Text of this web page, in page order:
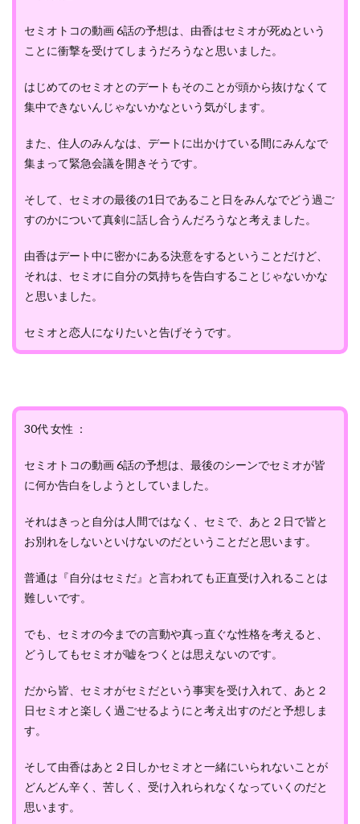
セミオトコの動画 6話の予想は、由香はセミオが死ぬという
ことに衝撃を受けてしまうだろうなと思いました。
はじめてのセミオとのデートもそのことが頭から抜けなくて
集中できないんじゃないかなという気がします。
また、住人のみんなは、デートに出かけている間にみんなで
集まって緊急会議を開きそうです。
そして、セミオの最後の1日であること日をみんなでどう過ご
すのかについて真剣に話し合うんだろうなと考えました。
由香はデート中に密かにある決意をするということだけど、
それは、セミオに自分の気持ちを告白することじゃないかな
と思いました。
セミオと恋人になりたいと告げそうです。
30代 女性 ：
セミオトコの動画 6話の予想は、最後のシーンでセミオが皆
に何か告白をしようとしていました。
それはきっと自分は人間ではなく、セミで、あと２日で皆と
お別れをしないといけないのだということだと思います。
普通は『自分はセミだ』と言われても正直受け入れることは
難しいです。
でも、セミオの今までの言動や真っ直ぐな性格を考えると、
どうしてもセミオが嘘をつくとは思えないのです。
だから皆、セミオがセミだという事実を受け入れて、あと２
日セミオと楽しく過ごせるようにと考え出すのだと予想しま
す。
そして由香はあと２日しかセミオと一緒にいられないことが
どんどん辛く、苦しく、受け入れられなくなっていくのだと
思います。